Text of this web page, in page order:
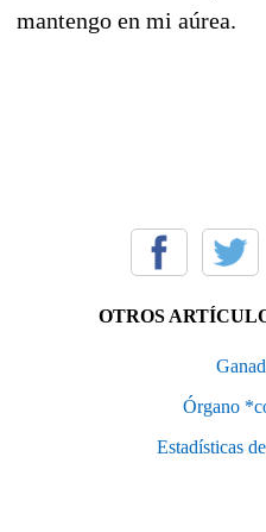
mantengo en mi aúrea.
OTROS
Órgano
Estadísticas